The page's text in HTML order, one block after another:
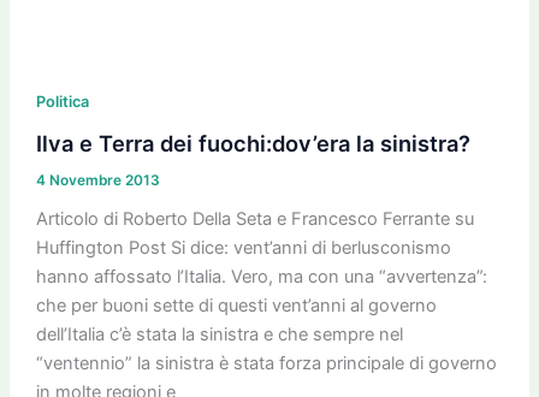
Politica
Ilva e Terra dei fuochi:dov’era la sinistra?
4 Novembre 2013
Articolo di Roberto Della Seta e Francesco Ferrante su
Huffington Post Si dice: vent’anni di berlusconismo
hanno affossato l’Italia. Vero, ma con una “avvertenza”:
che per buoni sette di questi vent’anni al governo
dell’Italia c’è stata la sinistra e che sempre nel
“ventennio” la sinistra è stata forza principale di governo
e
Terra
fuochi:dov’era
la
sinistra?